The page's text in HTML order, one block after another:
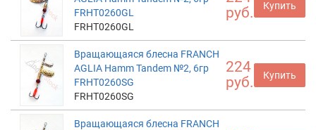
FRHT0260GL
FRHT0260GL
руб.
Купить
Вращающаяся блесна FRANCH
AGLIA Hamm Tandem №2, 6гр
FRHT0260SG
FRHT0260SG
224
руб.
Купить
Вращающаяся блесна FRANCH